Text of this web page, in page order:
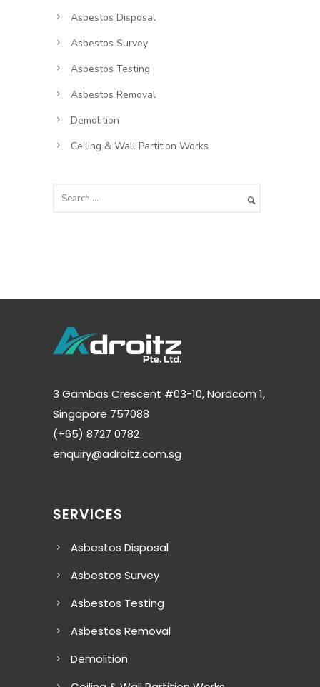
Asbestos Disposal
Asbestos Survey
Asbestos Testing
Asbestos Removal
Demolition
Ceiling & Wall Partition Works
3 Gambas Crescent #03-10, Nordcom 1,
Singapore 757088
(+65) 8727 0782
enquiry@adroitz.com.sg
SERVICES
Asbestos Disposal
Asbestos Survey
Asbestos Testing
Asbestos Removal
Demolition